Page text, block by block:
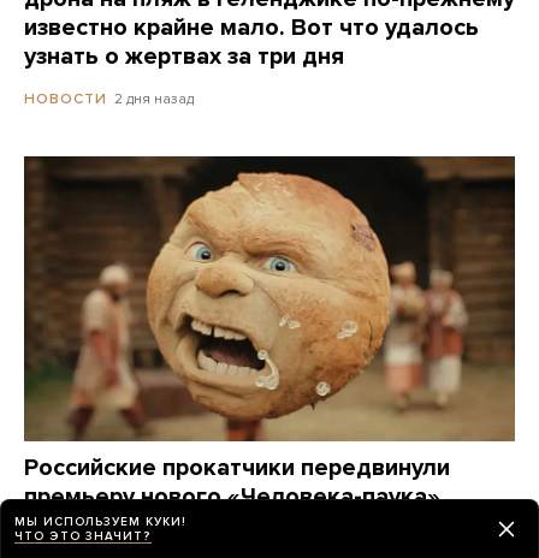
известно крайне мало. Вот что удалось
узнать о жертвах за три дня
НОВОСТИ 2 дня назад
Российские прокатчики передвинули
премьеру нового «Человека-паука»,
чтобы выпустить в прокат фильм
МЫ ИСПОЛЬЗУЕМ КУКИ!
ЧТО ЭТО ЗНАЧИТ?